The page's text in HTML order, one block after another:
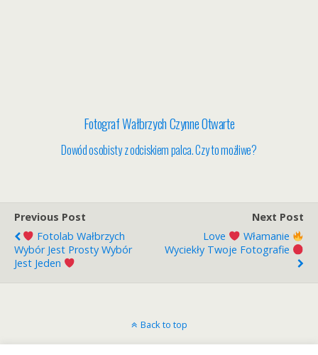
Fotograf Wałbrzych Czynne Otwarte
Dowód osobisty z odciskiem palca. Czy to możliwe?
Previous Post
Fotolab Wałbrzych
Wybór Jest Prosty Wybór
Jest Jeden
Next Post
Love
Włamanie
Wyciekły Twoje Fotografie
Back to top